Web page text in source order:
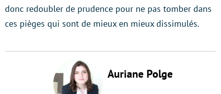
donc redoubler de prudence pour ne pas tomber dans
ces pièges qui sont de mieux en mieux dissimulés.
Auriane Polge